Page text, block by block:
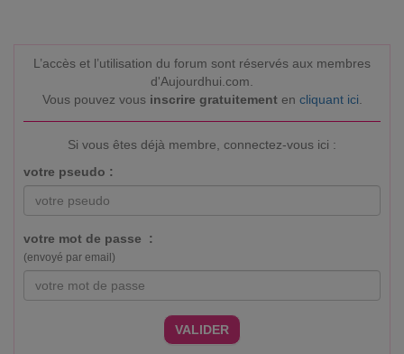
L’accès et l’utilisation du forum sont réservés aux membres
d'Aujourdhui.com.
Vous pouvez vous inscrire gratuitementen cliquant ici
Si vous êtes déjà membre, connectez-vous ici :
votre pseudo :
votre mot de passe :
(envoyé par email)
VALIDER